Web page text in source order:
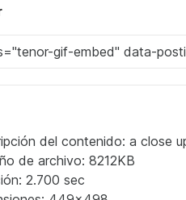
del contenido: a close
de archivo: 8212KB
2.700 sec